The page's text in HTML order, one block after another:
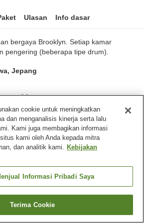
Ulasan Info dasar
bergaya Brooklyn. Setiap kamar
pengering (beberapa tipe drum).
Jepang
64
Bar
Okinawa Kota Naha Hotel Brick
Cari kamar
cookie untuk meningkatkan
dan menganalisis kinerja serta lalu
Kami juga membagikan informasi
kami oleh Anda kepada mitra
dan analitik kami. Kebijakan
Informasi Pribadi Saya
Terima Cookie